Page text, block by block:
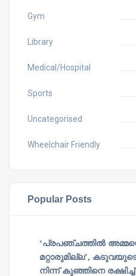
Gym
Library
Medical/Hospital
Sports
Uncategorised
Wheelchair Friendly
Popular Posts
‘പ്രപഞ്ചത്തില്‍
മറ്റാരുമില്ല’,
നിന്ന് കുഞ്ഞിനെ